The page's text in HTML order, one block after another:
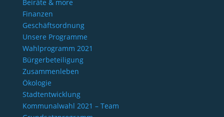
Beiräte & more
Finanzen
Geschäftsordnung
Unsere Programme
Wahlprogramm 2021
Bürgerbeteiligung
Zusammenleben
Ökologie
Stadtentwicklung
Kommunalwahl 2021 – Team